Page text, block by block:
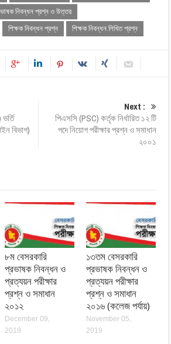
নিবন্ধন প্রশ্ন ও উত্তর
শিক্ষক নিবন্ধন প্রশ্ন শিক্ষক নিবন্ধন লিখিত প্রশ্ন
বিভাগ)
Next :
পিএসসি (PSC) কর্তৃক নির্ধারিত ১২ টি
পদে নিয়োগ পরীক্ষার প্রশ্ন ও সমাধান
২০০১
৮ম বেসরকারি
প্রভাষক নিবন্ধন ও
প্রত্যয়ন পরীক্ষার
প্রশ্ন ও সমাধান
২০১২
December 09,
2019
১৩তম বেসরকারি
প্রভাষক নিবন্ধন ও
প্রত্যয়ন পরীক্ষার
প্রশ্ন ও সমাধান
২০১৬ (কলেজ পর্যায়)
November 05,
2019